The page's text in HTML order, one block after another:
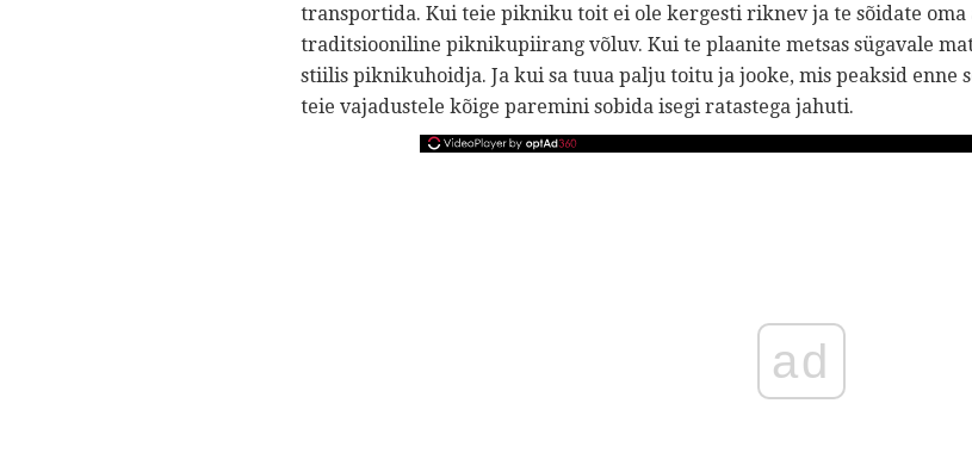
transportida. Kui teie pikniku toit ei ole kergesti riknev ja te sõidate
traditsiooniline piknikupiirang võluv. Kui te plaanite metsas sügavale
stiilis piknikuhoidja. Ja kui sa tuua palju toitu ja jooke, mis peaksid enne
teie vajadustele kõige paremini sobida isegi ratastega jahuti.
ad